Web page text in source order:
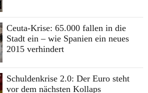
Ceuta-Krise: 65.000 fallen in die
Stadt ein – wie Spanien ein neues
2015 verhindert
Schuldenkrise 2.0: Der Euro steht
vor dem nächsten Kollaps